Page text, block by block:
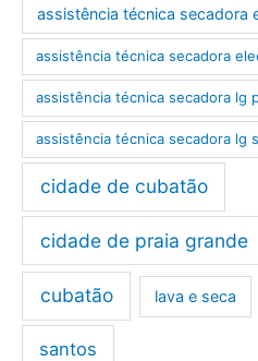
assistência técnica secadora
assistência técnica secadora
assistência técnica secadora lg
assistência técnica secadora lg
cidade de cubatão
cidade de praia grande
cubatão lava e seca
santos